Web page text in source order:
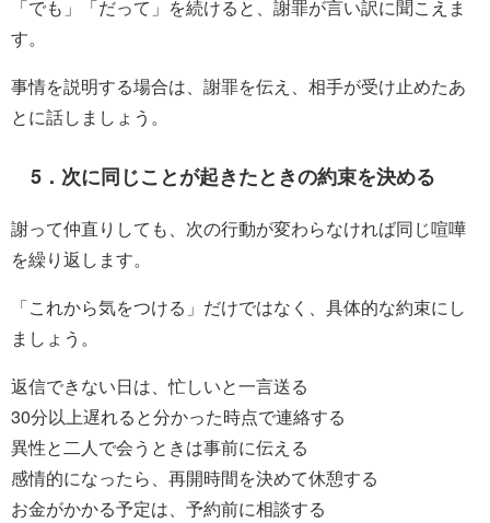
「でも」「だって」を続けると、謝罪が言い訳に聞こえま
す。
事情を説明する場合は、謝罪を伝え、相手が受け止めたあ
とに話しましょう。
5．次に同じことが起きたときの約束を決める
謝って仲直りしても、次の行動が変わらなければ同じ喧嘩
を繰り返します。
「これから気をつける」だけではなく、具体的な約束にし
ましょう。
返信できない日は、忙しいと一言送る
30分以上遅れると分かった時点で連絡する
異性と二人で会うときは事前に伝える
感情的になったら、再開時間を決めて休憩する
お金がかかる予定は、予約前に相談する